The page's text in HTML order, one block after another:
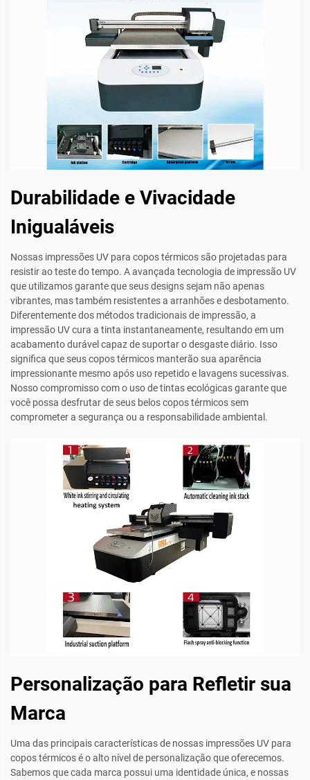
Durabilidade e Vivacidade
Inigualáveis
Nossas impressões UV para copos térmicos são projetadas para
resistir ao teste do tempo. A avançada tecnologia de impressão UV
que utilizamos garante que seus designs sejam não apenas
vibrantes, mas também resistentes a arranhões e desbotamento.
Diferentemente dos métodos tradicionais de impressão, a
impressão UV cura a tinta instantaneamente, resultando em um
acabamento durável capaz de suportar o desgaste diário. Isso
significa que seus copos térmicos manterão sua aparência
impressionante mesmo após uso repetido e lavagens sucessivas.
Nosso compromisso com o uso de tintas ecológicas garante que
você possa desfrutar de seus belos copos térmicos sem
comprometer a segurança ou a responsabilidade ambiental.
Personalização para Refletir sua
Marca
Uma das principais características de nossas impressões UV para
copos térmicos é o alto nível de personalização que oferecemos.
Sabemos que cada marca possui uma identidade única, e nossas